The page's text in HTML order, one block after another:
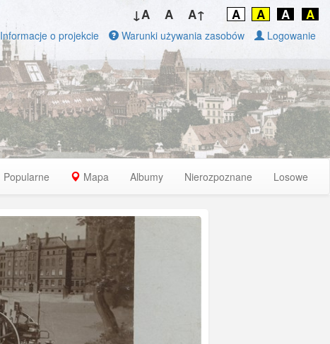
↓A A A↑ A A A A
Informacje o projekcie Warunki używania zasobów Logowanie
Popularne Mapa Albumy Nierozpoznane Losowe